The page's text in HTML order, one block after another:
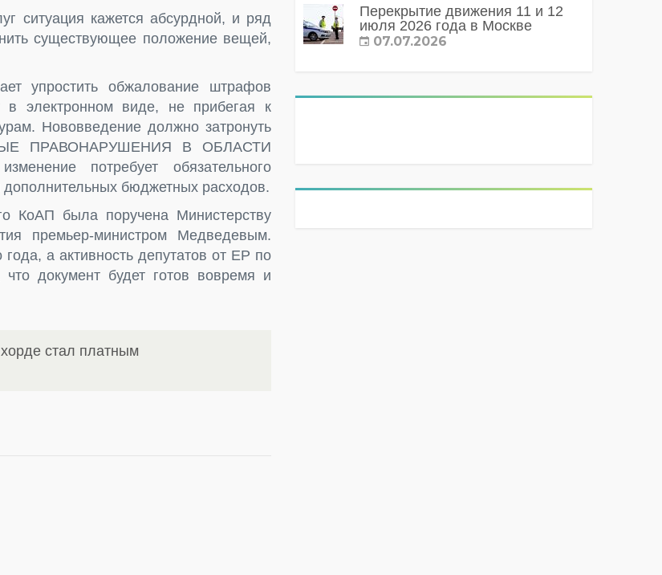
ситуация кажется абсурдной, и ряд
существующее положение вещей,
упростить обжалование штрафов
электронном виде, не прибегая к
Нововведение должно затронуть
ПРАВОНАРУШЕНИЯ В ОБЛАСТИ
потребует обязательного
дополнительных бюджетных расходов.
КоАП была поручена Министерству
премьер-министром Медведевым.
а активность депутатов от ЕР по
документ будет готов вовремя и
стал платным
Перекрытие движения 11 и 12
июля 2026 года в Москве
07.07.2026